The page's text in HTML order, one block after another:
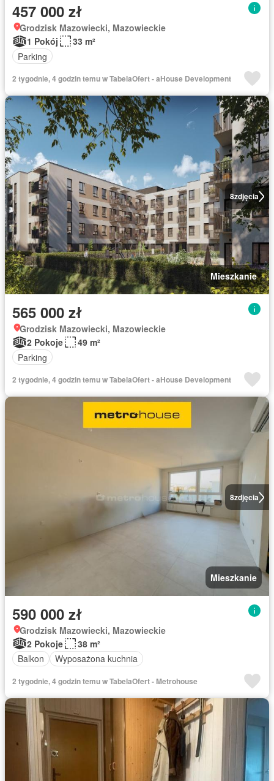
457 000 zł
Grodzisk Mazowiecki, Mazowieckie
1 Pokój
33 m²
Parking
2 tygodnie, 4 godzin temu w TabelaOfert - aHouse Development
8zdjęcia
Mieszkanie
565 000 zł
Grodzisk Mazowiecki, Mazowieckie
2 Pokoje
49 m²
Parking
2 tygodnie, 4 godzin temu w TabelaOfert - aHouse Development
8zdjęcia
Mieszkanie
590 000 zł
Grodzisk Mazowiecki, Mazowieckie
2 Pokoje
38 m²
Balkon
Wyposażona kuchnia
2 tygodnie, 4 godzin temu w TabelaOfert - Metrohouse